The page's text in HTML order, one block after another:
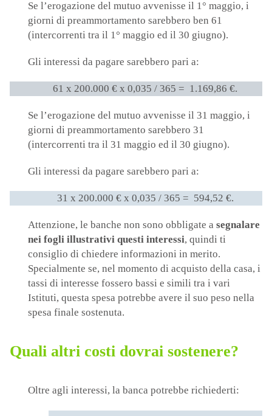
Se l’erogazione del mutuo avvenisse il 1° maggio, i
giorni di preammortamento sarebbero ben 61
(intercorrenti tra il 1° maggio ed il 30 giugno).
Gli interessi da pagare sarebbero pari a:
61 x 200.000 € x 0,035 / 365 = 1.169,86 €.
Se l’erogazione del mutuo avvenisse il 31 maggio, i
giorni di preammortamento sarebbero 31
(intercorrenti tra il 31 maggio ed il 30 giugno).
Gli interessi da pagare sarebbero pari a:
31 x 200.000 € x 0,035 / 365 = 594,52 €.
Attenzione, le banche non sono obbligate a segnalare
nei fogli illustrativi questi interessi, quindi ti
consiglio di chiedere informazioni in merito.
Specialmente se, nel momento di acquisto della casa, i
tassi di interesse fossero bassi e simili tra i vari
Istituti, questa spesa potrebbe avere il suo peso nella
spesa finale sostenuta.
Quali altri costi dovrai sostenere?
Oltre agli interessi, la banca potrebbe richiederti: